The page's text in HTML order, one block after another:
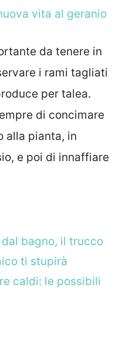
vita al geranio
da tenere in
i rami tagliati
per talea.
di concimare
alla pianta, in
e poi di innaffiare
bagno, il trucco
ti stupirà
caldi: le possibili